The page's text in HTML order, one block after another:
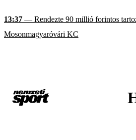
13:37 — Rendezte 90 millió forintos
Mosonmagyaróvári KC